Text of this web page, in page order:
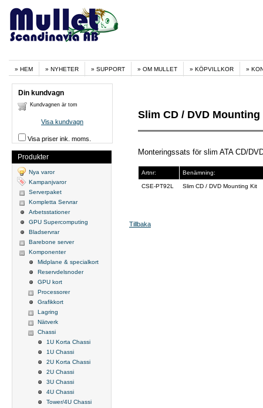
HEM NYHETER SUPPORT OM MULLET KÖPVILLKOR
Slim CD / DVD
Monteringssats för slim ATA CD/
Artnr: Benämning:
CSE-PT92L Slim CD / DVD Mounting Kit
Tillbaka
Din kundvagn
Kundvagnen är tom
Visa kundvagn
Visa priser ink. moms.
Produkter
Nya varor
Kampanjvaror
Serverpaket
Kompletta Servrar
Arbetsstationer
GPU Supercomputing
Bladservrar
Barebone server
Komponenter
Midplane & specialkort
Reservdelsnoder
GPU kort
Processorer
Grafikkort
Lagring
Nätverk
Chassi
1U Korta Chassi
1U Chassi
2U Korta Chassi
2U Chassi
3U Chassi
4U Chassi
Tower/4U Chassi